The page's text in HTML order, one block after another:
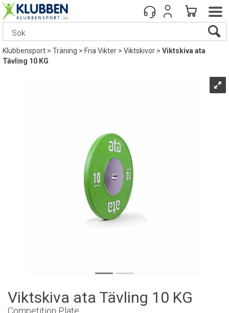
Klubbensport>Träning>Fria Vikter>Viktskivor>Viktskiva ata
Tävling 10 KG
Viktskiva ata Tävling 10 KG
Competition Plate